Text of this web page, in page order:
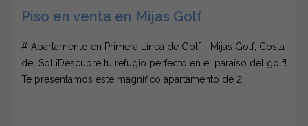
Piso en venta en Mijas Golf
# Apartamento en Primera Línea de Golf - Mijas Golf, Costa
del Sol ¡Descubre tu refugio perfecto en el paraíso del golf!
Te presentamos este magnífico apartamento de 2...